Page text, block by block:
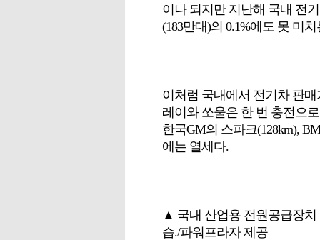
이나 되지만 지난해 국내 전
(183만대)의 0.1%에도 못 미
이처럼 국내에서 전기차 판
레이와 쏘울은 한 번 충전으
한국GM의 스파크(128km),
에는 열세다.
▲ 국내 산업용 전원공급장치
습./파워프라자 제공